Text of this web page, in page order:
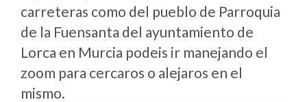
carreteras como del pueblo de Parroquia
de la Fuensanta del ayuntamiento de
Lorca en Murcia podeis ir manejando el
zoom para cercaros o alejaros en el
mismo.